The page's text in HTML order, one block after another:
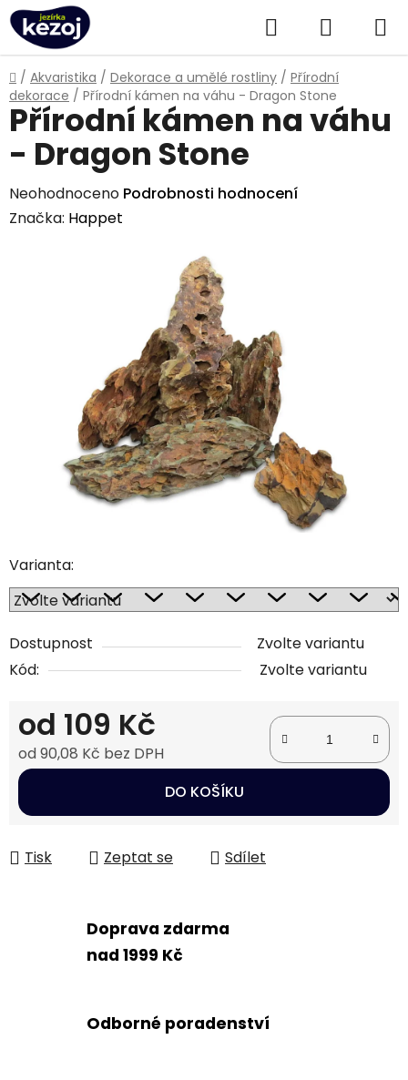
Přejít
na
obsah
Hledat
KOŠÍK
Domů
/ Akvaristika / Dekorace a umělé rostliny / Přírodní
dekorace / Přírodní kámen na váhu - Dragon Stone
Varianta:
Dostupnost
Zvolte variantu
Kód:
Zvolte variantu
od 109 Kč
od90,08 Kč bez DPH
Měrná cena:
DO KOŠÍKU
Tisk Zeptat se Sdílet
Přírodní kámen na váhu
- Dragon Stone
Průměrné
hodnocení
Neohodnoceno Podrobnosti hodnocení
Značka: Happet
Doprava zdarma
nad 1999 Kč
Odborné poradenství